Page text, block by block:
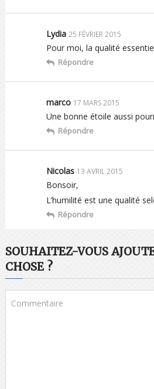
Lydia 25 FÉVRIER 2015
Pour moi, la qualité
Répondre
marco 17 MARS 2015
Une bonne étoile aussi
Répondre
Nicolas 13 AVRIL 2015
Bonsoir,
L’humilité est une qualité
Répondre
SOUHAITEZ-VOUS
CHOSE ?